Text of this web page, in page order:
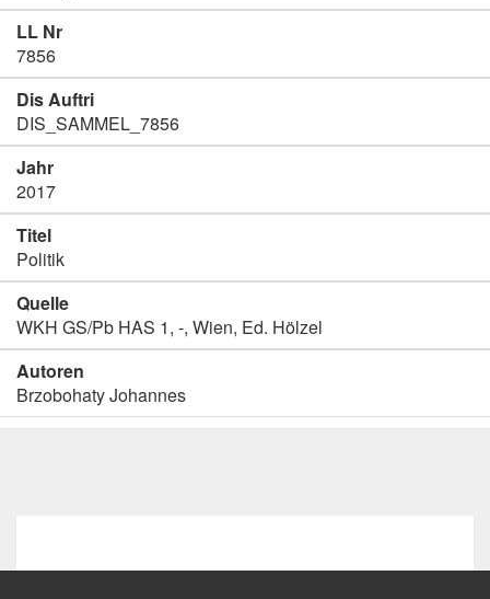
LL Nr
7856
Dis Auftri
DIS_SAMMEL_7856
Jahr
2017
Titel
Politik
Quelle
WKH GS/Pb HAS 1, -, Wien, Ed. Hölzel
Autoren
Brzobohaty Johannes